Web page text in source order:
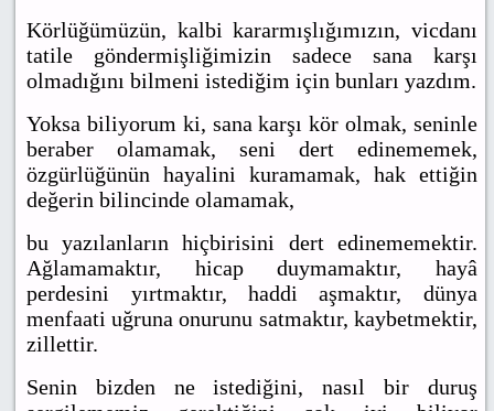
Körlüğümüzün, kalbi kararmışlığımızın, vicdanı
tatile göndermişliğimizin sadece sana karşı
olmadığını bilmeni istediğim için bunları yazdım.
Yoksa biliyorum ki, sana karşı kör olmak, seninle
beraber olamamak, seni dert edinememek,
özgürlüğünün hayalini kuramamak, hak ettiğin
değerin bilincinde olamamak,
bu yazılanların hiçbirisini dert edinememektir.
Ağlamamaktır, hicap duymamaktır, hayâ
perdesini yırtmaktır, haddi aşmaktır, dünya
menfaati uğruna onurunu satmaktır, kaybetmektir,
zillettir.
Senin bizden ne istediğini, nasıl bir duruş